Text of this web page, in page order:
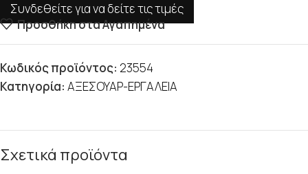
Συνδεθείτε για να δείτε τις τιμές
Προσθήκη στα Αγαπημένα
Κωδικός προϊόντος: 23554
Κατηγορία: ΑΞΕΣΟΥΑΡ-ΕΡΓΑΛΕΙΑ
Σχετικά προϊόντα